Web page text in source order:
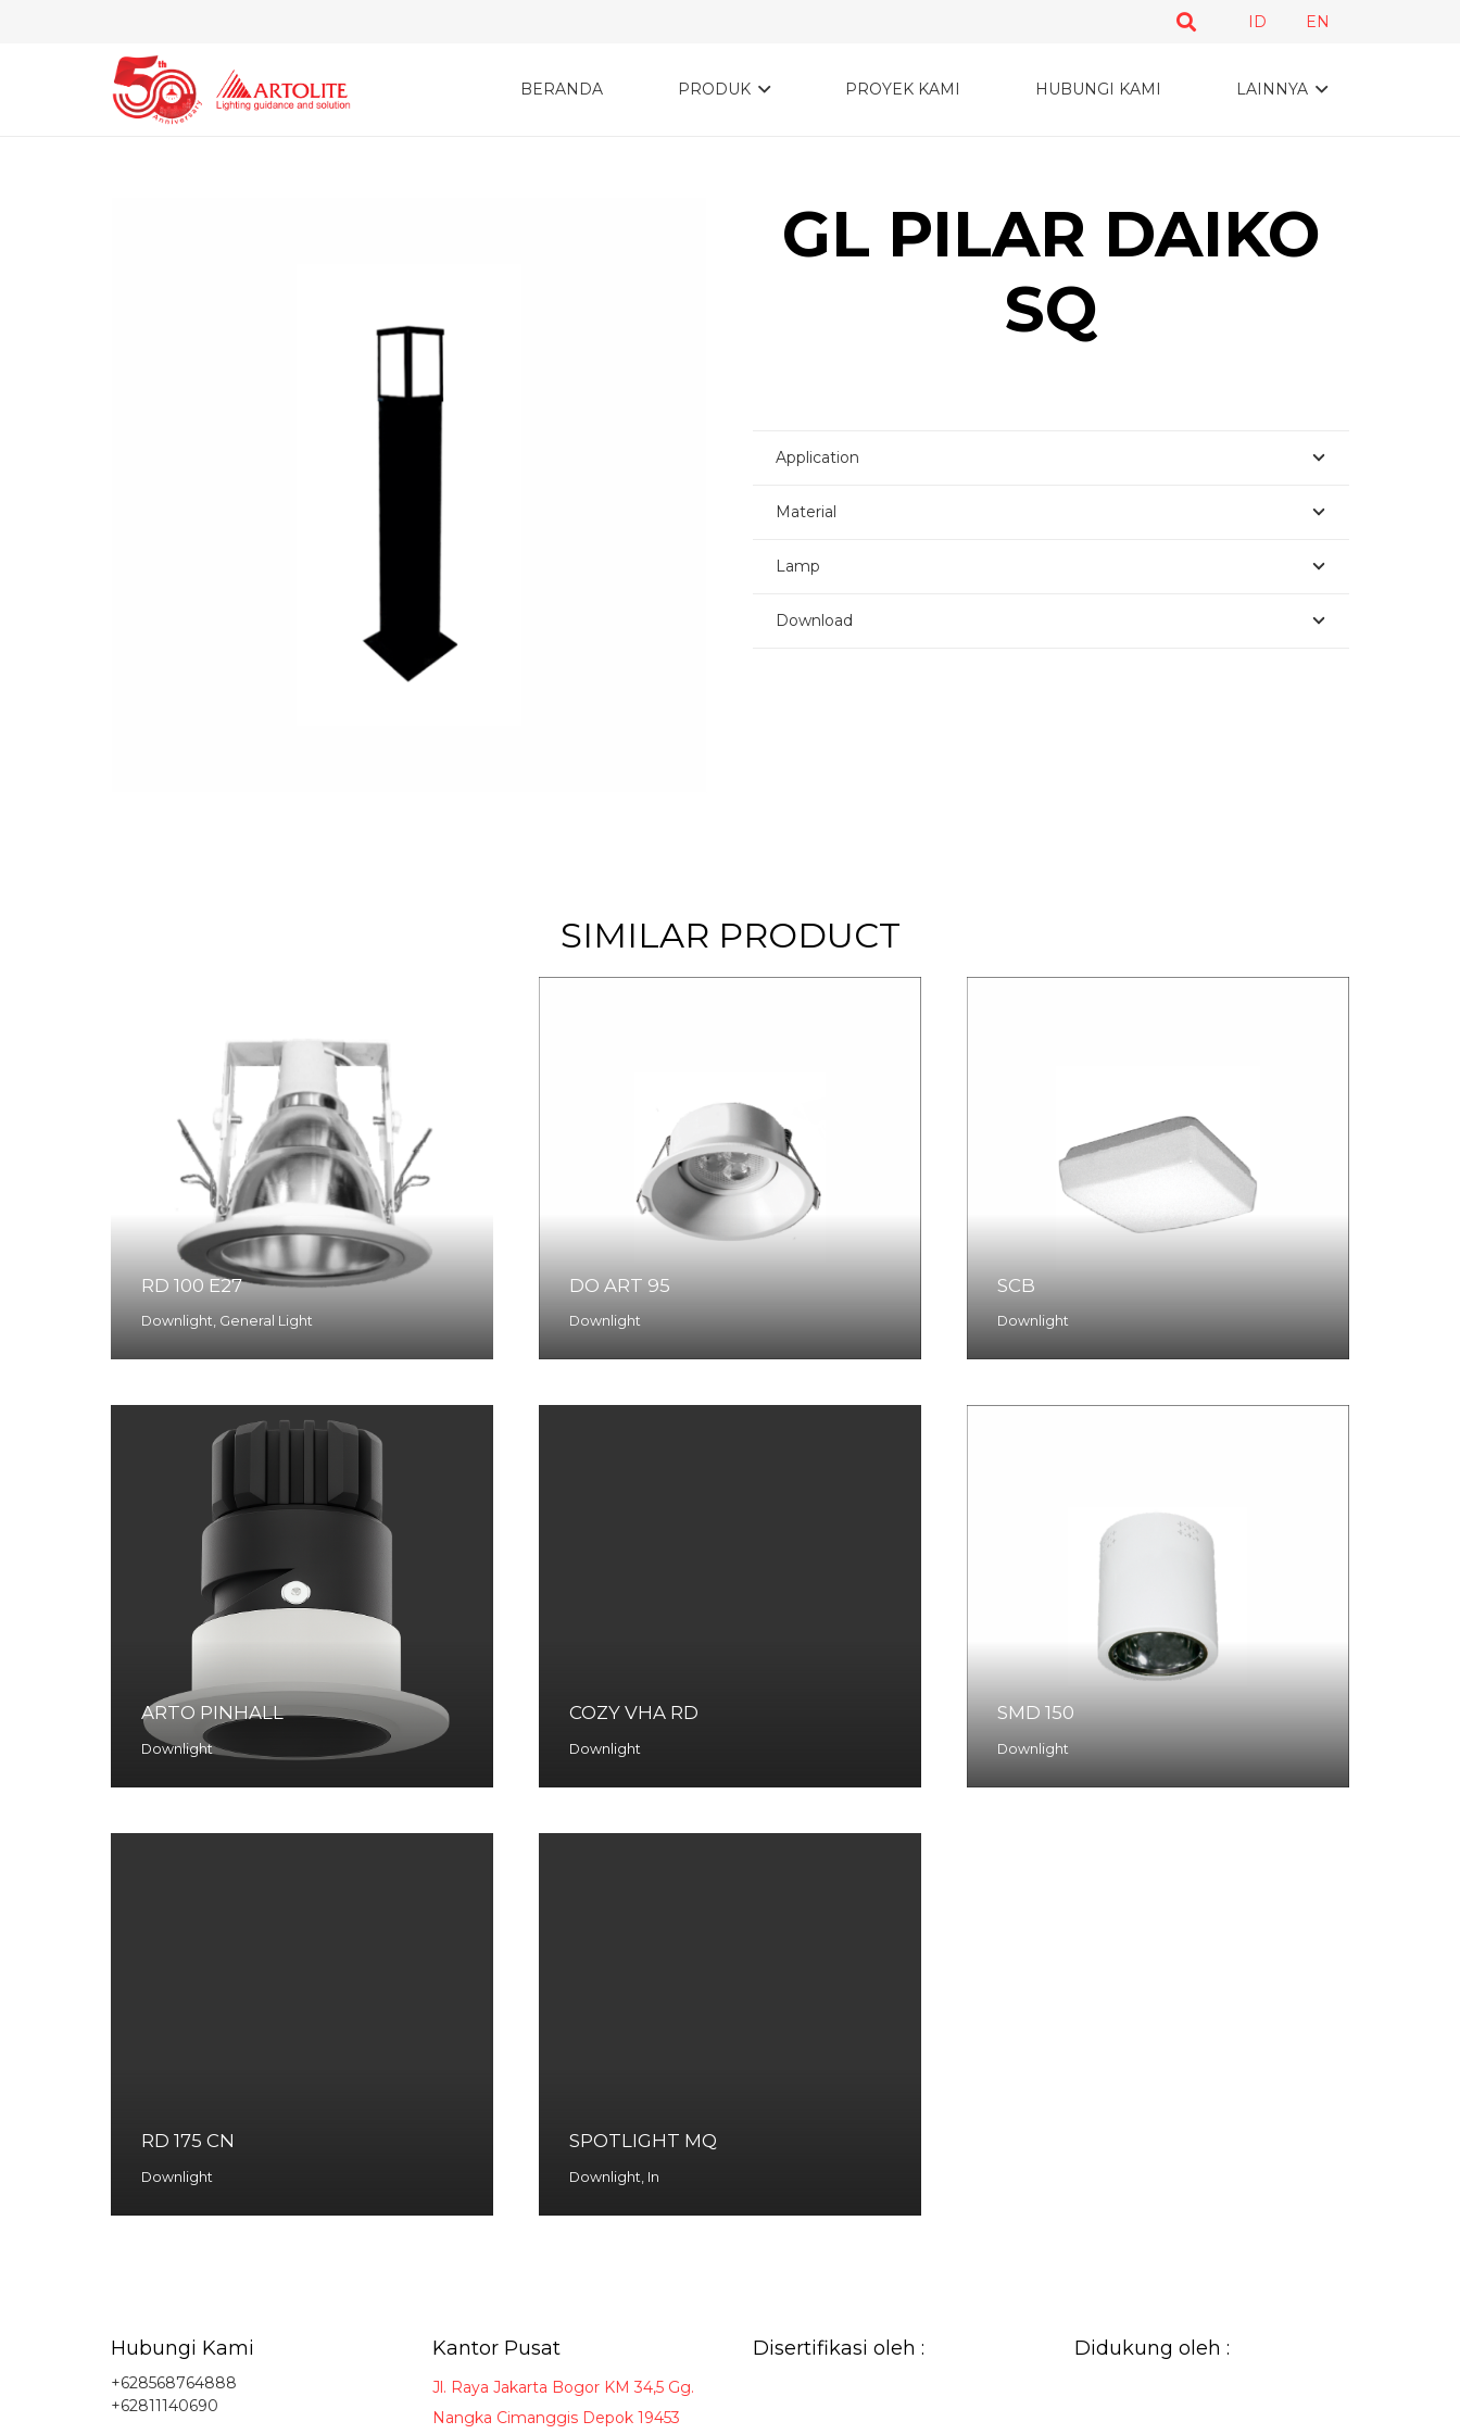
ID EN
BERANDA PRODUK PROYEK KAMI HUBUNGI KAMI LAINNYA
GL PILAR DAIKO
SQ
Application
Material
Lamp
Download
SIMILAR PRODUCT
RD 100 E27
Downlight, General Light
DO ART 95
Downlight
SCB
Downlight
ARTO PINHALL
Downlight
COZY VHA RD
Downlight
SMD 150
Downlight
RD 175 CN
Downlight
SPOTLIGHT MQ
Downlight, In
Hubungi Kami
+628568764888
+62811140690
Kantor Pusat
Jl. Raya Jakarta Bogor KM 34,5 Gg.
Nangka Cimanggis Depok 19453
Disertifikasi oleh : Didukung oleh :